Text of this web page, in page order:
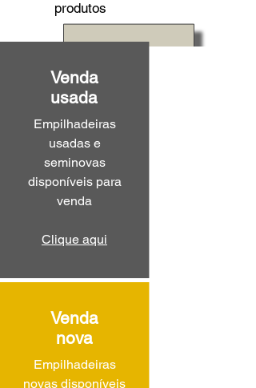
produtos
Venda
usada
Empilhadeiras
usadas e
seminovas
disponíveis para
venda
Clique aqui
Venda
nova
Empilhadeiras
novas disponíveis